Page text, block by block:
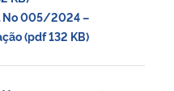
005/2024 –
(pdf 132 KB)